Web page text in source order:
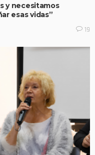
y necesitamos
esas vidas”
19